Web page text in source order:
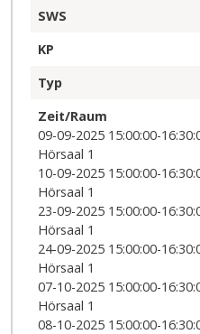
SWS
KP
Typ
Zeit/Raum
09-09-2025 15:00:00-
Hörsaal 1
10-09-2025 15:00:00-
Hörsaal 1
23-09-2025 15:00:00-
Hörsaal 1
24-09-2025 15:00:00-
Hörsaal 1
07-10-2025 15:00:00-
Hörsaal 1
08-10-2025 15:00:00-